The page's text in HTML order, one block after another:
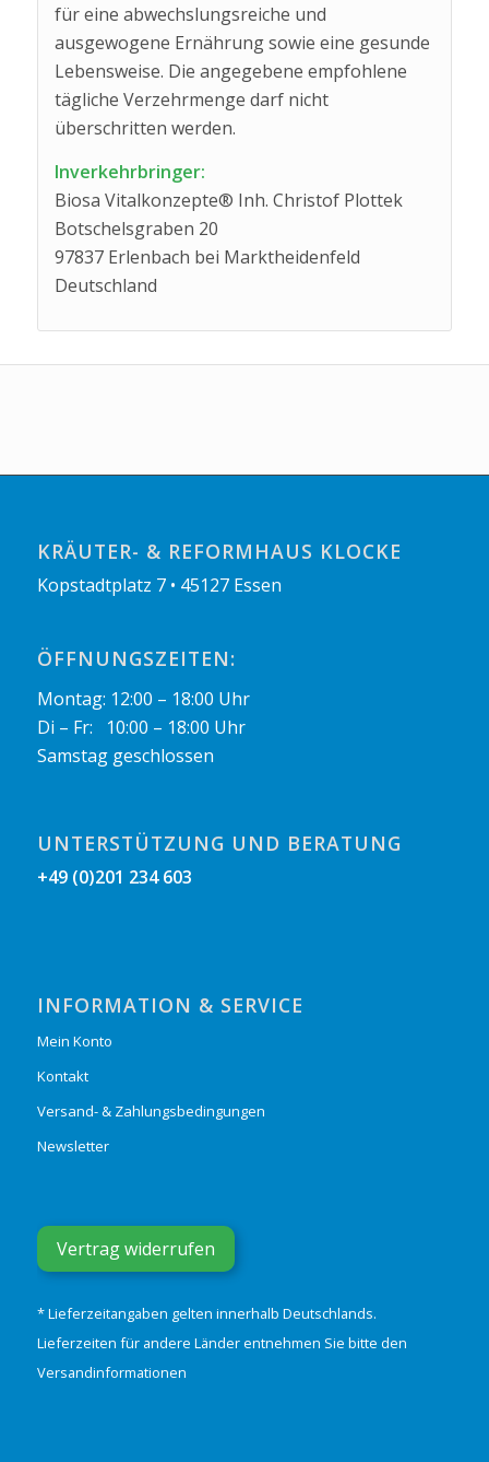
für eine abwechslungsreiche und
ausgewogene Ernährung sowie eine gesunde
Lebensweise. Die angegebene empfohlene
tägliche Verzehrmenge darf nicht
überschritten werden.
Inverkehrbringer:
Biosa Vitalkonzepte® Inh. Christof Plottek
Botschelsgraben 20
97837 Erlenbach bei Marktheidenfeld
Deutschland
KRÄUTER- & REFORMHAUS KLOCKE
Kopstadtplatz 7 • 45127 Essen
ÖFFNUNGSZEITEN:
Montag: 12:00 – 18:00 Uhr
Di – Fr: 10:00 – 18:00 Uhr
Samstag geschlossen
UNTERSTÜTZUNG UND BERATUNG
+49 (0)201 234 603
INFORMATION & SERVICE
Mein Konto
Kontakt
Versand- & Zahlungsbedingungen
Newsletter
Vertrag widerrufen
* Lieferzeitangaben gelten innerhalb Deutschlands.
Lieferzeiten für andere Länder entnehmen Sie bitte den
Versandinformationen